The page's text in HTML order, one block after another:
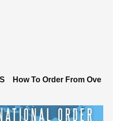
How To Order From Ove